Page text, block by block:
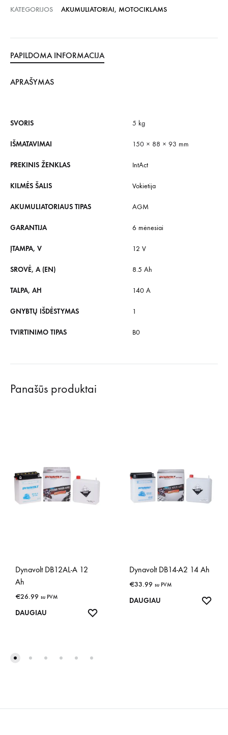
KATEGORIJOS
AKUMULIATORIAI, MOTOCIKLAMS
PAPILDOMA INFORMACIJA
APRAŠYMAS
SVORIS 5 kg
IŠMATAVIMAI 150 × 88 × 93 mm
PREKINIS ŽENKLAS IntAct
KILMĖS ŠALIS Vokietija
AKUMULIATORIAUS TIPAS AGM
GARANTIJA 6 mėnesiai
ĮTAMPA, V 12 V
SROVĖ, A (EN) 8.5 Ah
TALPA, AH 140 A
GNYBTŲ IŠDĖSTYMAS 1
TVIRTINIMO TIPAS B0
Panašūs produktai
Dynavolt DB12AL-A 12
Ah
€26.99 su PVM
DAUGIAU
Dynavolt DB14-A2 14 Ah
€33.99 su PVM
DAUGIAU